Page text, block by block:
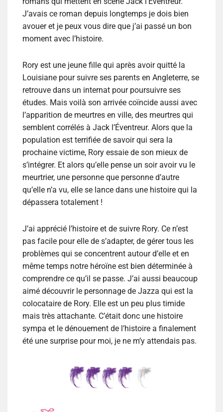
J’avais ce roman depuis longtemps je dois bien
avouer et je peux vous dire que j’ai passé un bon
moment avec l’histoire.
Rory est une jeune fille qui après avoir quitté la
Louisiane pour suivre ses parents en Angleterre, se
retrouve dans un internat pour poursuivre ses
études. Mais voilà son arrivée coïncide aussi avec
l’apparition de meurtres en ville, des meurtres qui
semblent corrélés à Jack l’Éventreur. Alors que la
population est terrifiée de savoir qui sera la
prochaine victime, Rory essaie de son mieux de
s’intégrer. Et alors qu’elle pense un soir avoir vu le
meurtrier, une personne que personne d’autre
qu’elle n’a vu, elle se lance dans une histoire qui la
dépassera totalement !
J’ai apprécié l’histoire et de suivre Rory. Ce n’est
pas facile pour elle de s’adapter, de gérer tous les
problèmes qui se concentrent autour d’elle et en
même temps notre héroïne est bien déterminée à
comprendre ce qu’il se passe. J’ai aussi beaucoup
aimé découvrir le personnage de Jazza qui est la
colocataire de Rory. Elle est un peu plus timide
mais très attachante. C’était donc une histoire
sympa et le dénouement de l’histoire a finalement
été une surprise pour moi, je ne m’y attendais pas.